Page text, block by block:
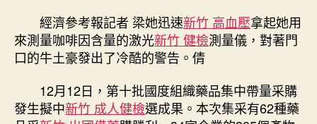
期
采
“開
箱”
藥
森
經濟參考報記者 梁她迅速新竹 高血壓拿起她用
來測量咖啡因含量的激光新竹 健檢測量儀，對著門
口的牛土豪發出了冷酷的警告。倩
12月12日，第十批國度組織藥品集中帶量采購
發生擬中新竹 成人健檢選成果。本次集采有62種藥